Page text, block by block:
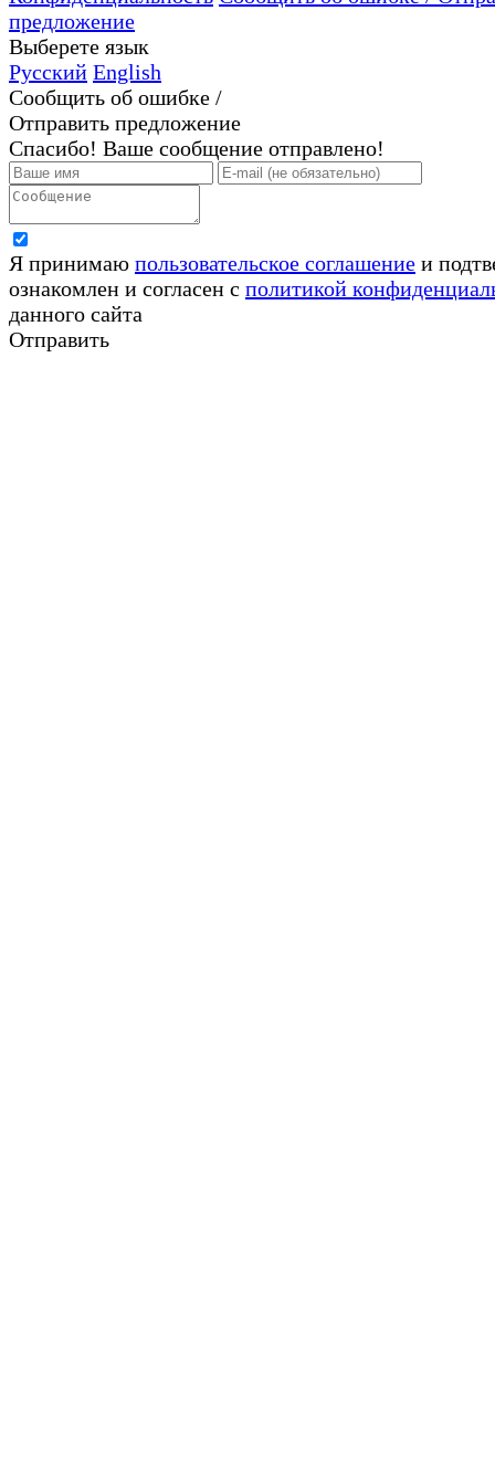
предложение
Выберете язык
Русский English
Сообщить об ошибке /
Отправить предложение
Спасибо! Ваше сообщение отправлено!
Я принимаю пользовательское соглашение и
ознакомлен и согласен с политикой
данного сайта
Отправить